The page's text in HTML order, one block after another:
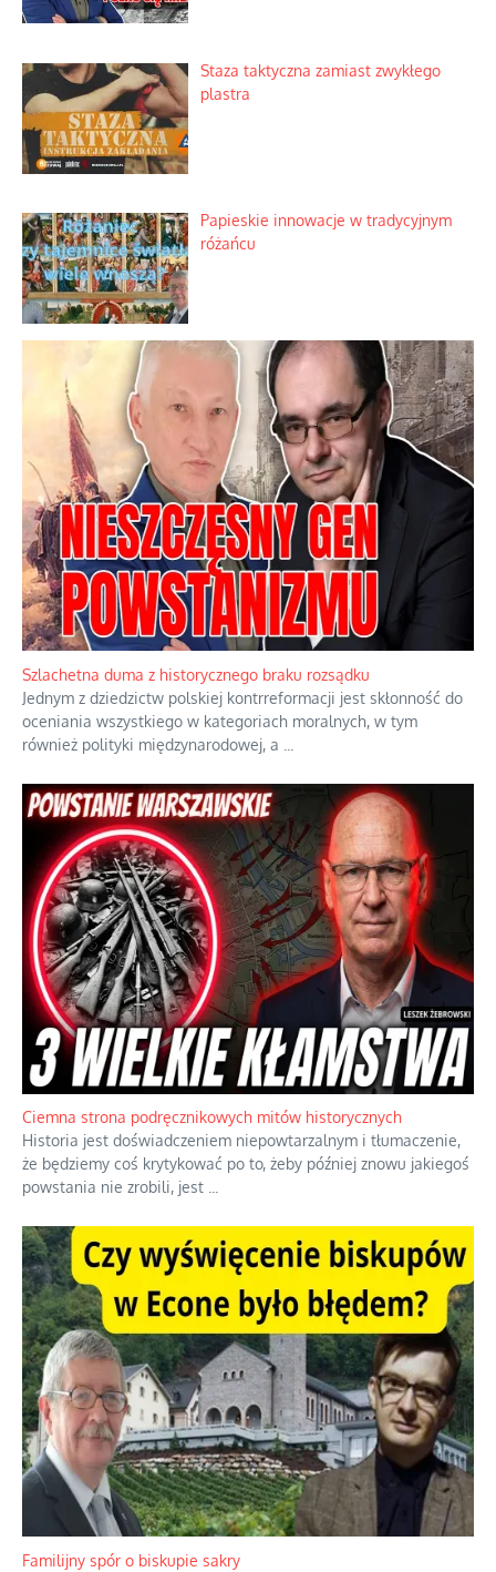
Staza taktyczna zamiast zwykłego
plastra
Papieskie innowacje w tradycyjnym
różańcu
Szlachetna duma z historycznego braku rozsądku
Jednym z dziedzictw polskiej kontrreformacji jest skłonność do
oceniania wszystkiego w kategoriach moralnych, w tym
również polityki międzynarodowej, a
Ciemna strona podręcznikowych mitów historycznych
Historia jest doświadczeniem niepowtarzalnym i tłumaczenie,
że będziemy coś krytykować po to, żeby później znowu jakiegoś
powstania nie zrobili, jest
Familijny spór o biskupie sakry